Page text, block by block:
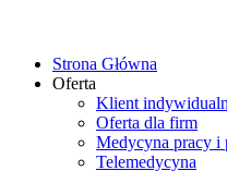
Strona Główna
Oferta
Klient
Oferta dla firm
Medycyna pracy i
Telemedycyna